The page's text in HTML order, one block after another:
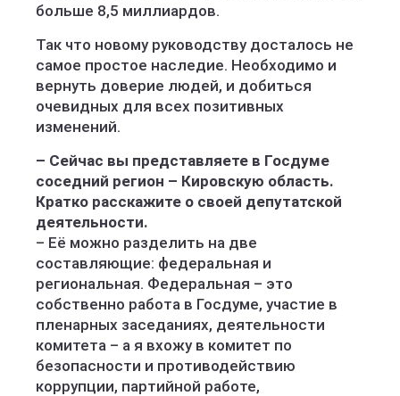
больше 8,5 миллиардов.
Так что новому руководству досталось не
самое простое наследие. Необходимо и
вернуть доверие людей, и добиться
очевидных для всех позитивных
изменений.
– Сейчас вы представляете в Госдуме
соседний регион – Кировскую область.
Кратко расскажите о своей депутатской
деятельности.
– Её можно разделить на две
составляющие: федеральная и
региональная. Федеральная – это
собственно работа в Госдуме, участие в
пленарных заседаниях, деятельности
комитета – а я вхожу в комитет по
безопасности и противодействию
коррупции, партийной работе,